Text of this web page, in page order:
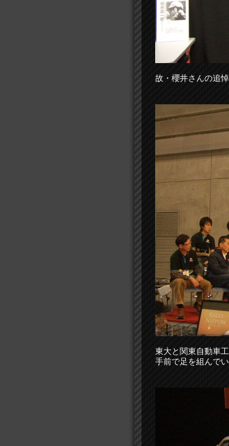
故・櫻井さんの追
東大と関東自動車
手前で足を組んで